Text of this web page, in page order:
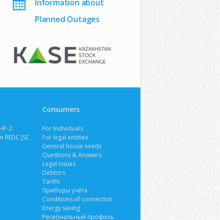
Information about
Planned Outages
2
JSC
Consumers
For Individuals
For legal entities
General house needs
Questions & Answers
Legal Issues
Debtors
Tariffs
Приборы учёта
Conditions of connection
Energy saving
Региональный профиль